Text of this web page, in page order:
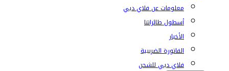
معلومات عن فلاي دبي
أسطول طائراتنا
الأخبار
الفاتورة الضريبية
فلاي دبي للشحن